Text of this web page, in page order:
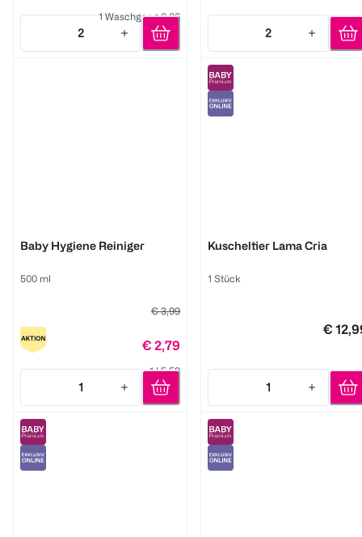
1 Waschgang 0,06
2
Quantity: 2
2
Quantity: 2
Baby Hygiene Reiniger
500 ml
€ 3,99
€ 2,79
1 l 5,58
1
Quantity: 1
Kuscheltier Lama Cria
1 Stück
€
1
Quantity: 1